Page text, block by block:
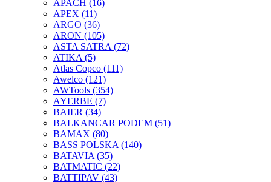
APACH (16)
APEX (11)
ARGO (36)
ARON (105)
ASTA SATRA (72)
ATIKA (5)
Atlas Copco (111)
Awelco (121)
AWTools (354)
AYERBE (7)
BAIER (34)
BALKANCAR PODEM (51)
BAMAX (80)
BASS POLSKA (140)
BATAVIA (35)
BATMATIC (22)
BATTIPAV (43)